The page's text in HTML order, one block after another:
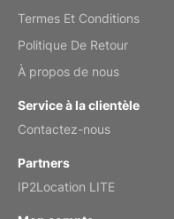
Reviewed
by Anne
Termes Et Conditions
Politique De Retour
À propos de nous
Service à la clientèle
Contactez-nous
Partners
IP2Location LITE